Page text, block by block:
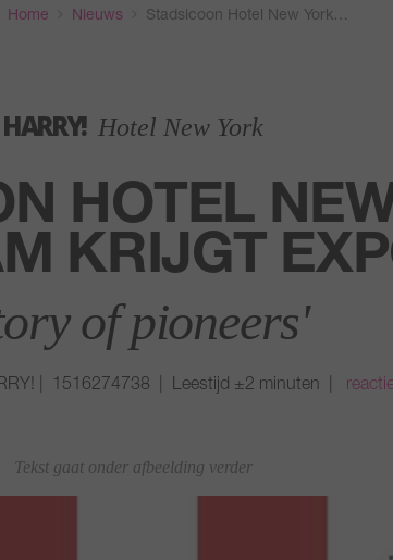
Home Nieuws Stadsicoon Hotel New York…
HARRY! Hotel New York
HOTEL
KRIJGT
of pioneers'
| 1516274738 | Leestijd ±2 minuten |
Tekst gaat onder afbeelding verder